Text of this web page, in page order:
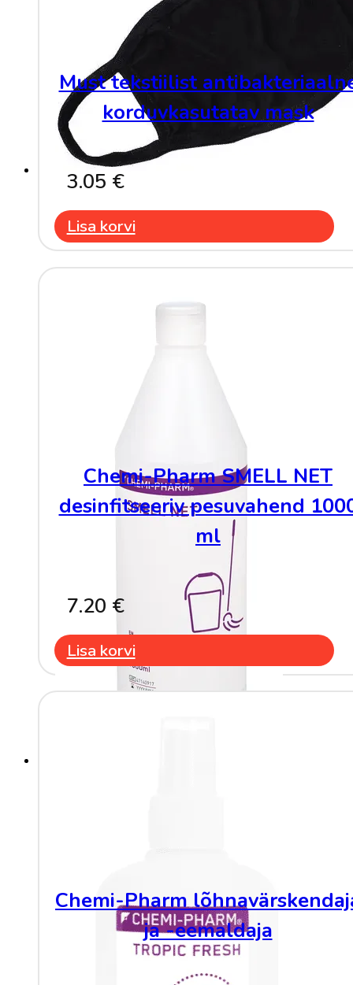
Must tekstiilist
korduvkasutatav mask
3.05 €
Lisa korvi
Chemi-Pharm SMELL NET
desinfitseeriv pesuvahend
ml
7.20 €
Lisa korvi
Chemi-Pharm
ja -eemaldaja